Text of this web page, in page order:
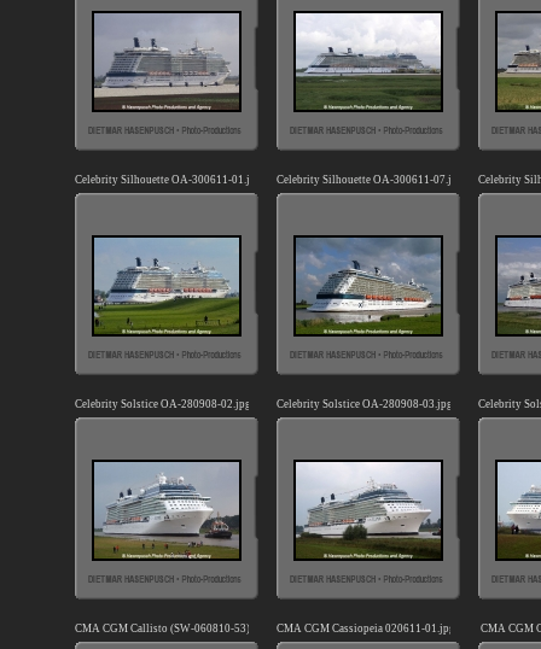
Celebrity Silhouette OA-300611-01.jpg Celebrity Silhouette OA-300611-07.jpg Celebrity
Celebrity Solstice OA-280908-02.jpg Celebrity Solstice OA-280908-03.jpg Celebrity
CMA CGM Callisto (SW-060810-53).jpg CMA CGM Cassiopeia 020611-01.jpg CMA CGM